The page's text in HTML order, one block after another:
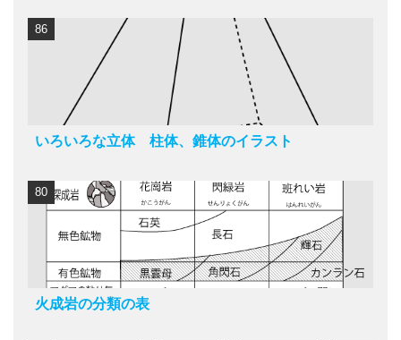
いろいろな立体 柱体、錐体のイラスト
86
火成岩の分類の表
80